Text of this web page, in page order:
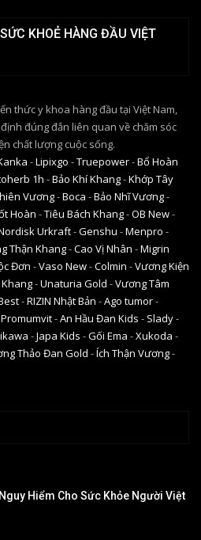
KHOẺ HÀNG ĐẦU VIỆT
thức y khoa hàng đầu tại Việt Nam,
đúng đắn liên quan về chăm sóc
chất lượng cuộc sống.
-Lipixgo -Truepower-Bổ Hoàn
1h -Bảo Khí Khang-Khớp Tây
Vương-Boca -Bảo Nhĩ Vương-
Hoàn -Tiêu Bách Khang-OB New-
Urkraft-Genshu -Menpro -
Thận Khang-Cao Vị Nhân -Migrin
Đơn -Vaso New-Colmin -Vương Kiện
-Unaturia Gold -Vương Tâm
-RIZIN Nhật Bản -Ago tumor-
Promumvit-An Hầu Đan Kids - Slady-
-Japa Kids -Gối Ema -Xukoda -
Thảo Đan Gold -Ích Thận Vương-
Hiểm Cho Sức Khỏe Người Việt